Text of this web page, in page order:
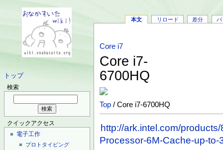
トップ
検索
クイックアクセス
電子工作
プロトタイピング
本文 リロード 差分 バ
Core i7
Core i7-
6700HQ
Top / Core i7-6700HQ
http://ark.intel.com/
Processor-6M-Cache-up-to-